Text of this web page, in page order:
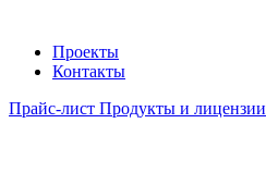
Проекты
Контакты
Прайс-лист Продукты и лицензии